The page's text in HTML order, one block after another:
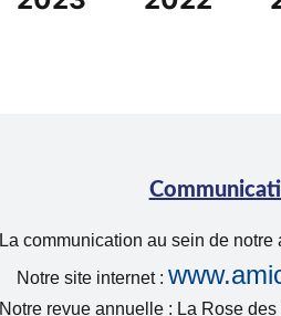
La communication au sein de notre
Notre site internet :
Notre revue annuelle : La Rose